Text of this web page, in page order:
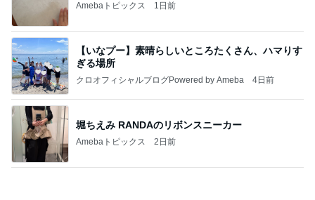
Amebaトピックス 1日前
【いなプー】素晴らしいところたくさん、ハマりす
ぎる場所
クロオフィシャルブログPowered by Ameba 4日前
堀ちえみ RANDAのリボンスニーカー
Amebaトピックス 2日前